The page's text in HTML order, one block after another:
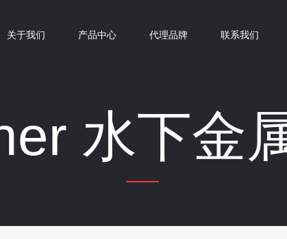
关于我们 产品中心 代理品牌 联系我们
水下金